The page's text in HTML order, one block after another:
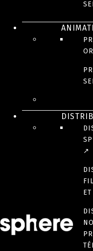
↗
SÉRIES
Le retour